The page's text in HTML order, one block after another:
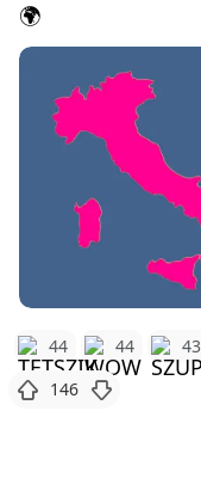
🌍
44 44 43
146